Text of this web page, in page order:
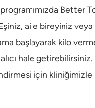
Better
aile bireyiniz veya
başlayarak kilo
hale getirebilirsiniz.
için kliniğimizle